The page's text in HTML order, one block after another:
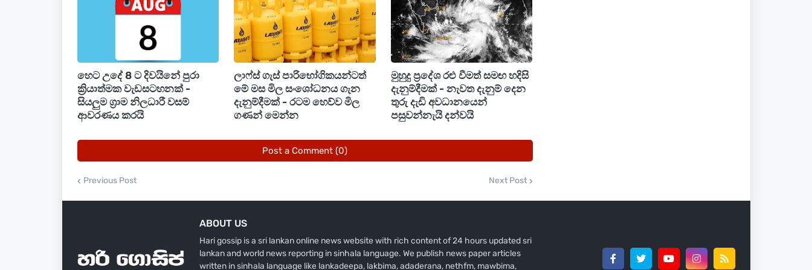
අත්අඩංගුවට ගත් නිලධාරීන් අවුරුදු 30ත් 46ත් අතර වයස්වල පසුවන කොස්ගම, හංවැල්ල, දංකොටුව,
මිල්ලෑව සහ මඩකලපුව ප්‍රදේශවල පදිංචිකරුවන් බව පොලිසිය පවසයි.
ඔවුන් අද කොළඹ ප්‍රධාන මහේස්ත්‍රාත් අධිකරණයට ඉදිරිපත් කිරීමෙන් පසු හඳුනාගැනීමේ පෙරෙට්ටුවක්
සඳහා නොවැම්බර් 11 වැනිදා දක්වා රක්ෂිත බන්ධනාගාර ගත කෙරුණි. අපරාධ පරීක්ෂණ
දෙපාර්තමේන්තුවේ සමූහ මංකොල්ල විමර්ශන අංශය මගින් මෙම සිදුවීම සම්බන්ධයෙන් වැඩිදුර
හෙට උදේ 8 ට දිවයිනේ පුරා
ක්‍රියාත්මක වැඩසටහනක් -
සියලුම ග්‍රාම නිලධාරී වසම්
ආවරණය කරයි
ලාෆ්ස් ගැස් පාරිභෝගිකයන්ටත්
මේ මස මිල සංශෝධනය ගැන
දැනුම්දීමක් - රටම හෙව්ව මිල
ගණන් මෙන්න
මුහුදු ප්‍රදේශ රළු වීමත් සමඟ හදිසි
දැනුම්දීමක් - නැවත දැනුම් දෙන
තුරු දැඩි අවධානයෙන්
පසුවන්නැයි දන්වයි
Post a Comment (0)
Previous Post Next Post
ABOUT US
Hari gossip is a sri lankan online news website with rich content of 24 hours updated sri
lankan and world news reporting in sinhala language. We publish news paper articles
written in sinhala language like lankadeepa, lakbima, adaderana, nethfm, mawbima,